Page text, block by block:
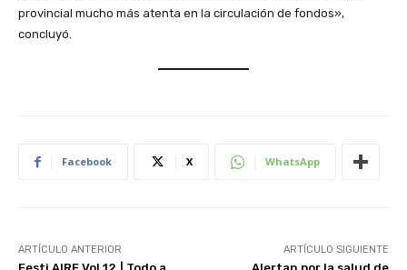
provincial mucho más atenta en la circulación de fondos»,
concluyó.
Facebook X WhatsApp
ARTÍCULO ANTERIOR ARTÍCULO SIGUIENTE